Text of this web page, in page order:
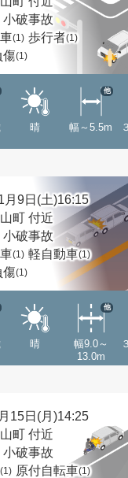
小破事故
(1) 歩行者(1)
傷(1)
晴 幅～5.5m
他
月9日(土)16:15
町 付近
破事故
(1) 軽自動車(1)
傷(1)
晴
幅9.0～
13.0m
他
15日(月)14:25
町 付近
破事故
(1) 原付自転車(1)